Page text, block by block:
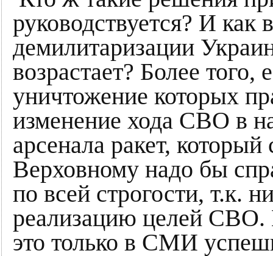
руководствуется? И как
демилитаризации
возрастает? Более
уничтожение которых
изменение хода СВО в
арсенала ракет,
Верховному надо бы
по всей строгости, т.к.
реализацию целей
это только в СМИ